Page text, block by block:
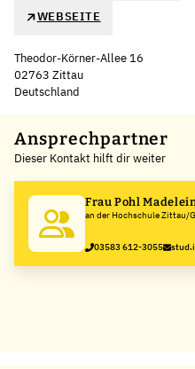
WEBSEITE
Theodor-Körner-Allee 16
02763 Zittau
Deutschland
+
−
Ansprechpartner
Dieser Kontakt hilft dir weiter
Frau Pohl
an der Hochschule Zittau/
03583 612-3055